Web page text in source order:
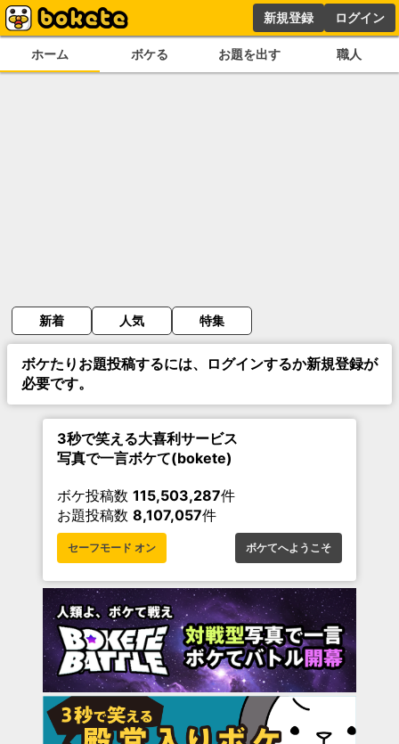
新規登録 ログイン
ホーム ボケる お題を出す 職人
新着 人気 特集
ボケたりお題投稿するには、ログインするか新規登録が
必要です。
3秒で笑える大喜利サービス
写真で一言ボケて(bokete)
ボケ投稿数 115,503,287件
お題投稿数 8,107,057件
セーフモード オン ボケてへようこそ